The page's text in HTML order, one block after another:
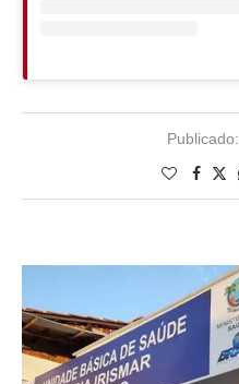
Publicado: